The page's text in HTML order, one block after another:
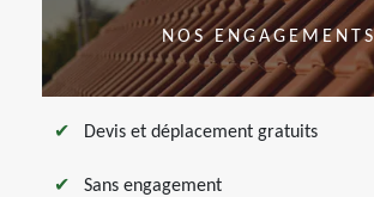
NOS ENGAGEMENTS
Devis et déplacement gratuits
Sans engagement